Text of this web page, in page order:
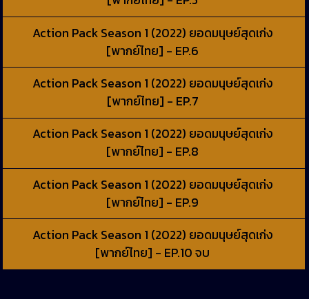
Action Pack Season 1 (2022) ยอดมนุษย์สุดเก่ง
[พากย์ไทย] - EP.6
Action Pack Season 1 (2022) ยอดมนุษย์สุดเก่ง
[พากย์ไทย] - EP.7
Action Pack Season 1 (2022) ยอดมนุษย์สุดเก่ง
[พากย์ไทย] - EP.8
Action Pack Season 1 (2022) ยอดมนุษย์สุดเก่ง
[พากย์ไทย] - EP.9
Action Pack Season 1 (2022) ยอดมนุษย์สุดเก่ง
[พากย์ไทย] - EP.10 จบ